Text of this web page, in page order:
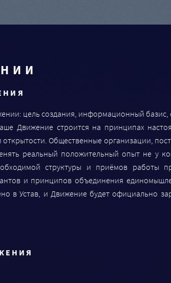
цель создания, информационный базис,
Движение строится на принципах
Общественные организации,
реальный положительный опыт не у
структуры и приёмов работы
и принципов объединения
в Устав, и Движение будет официально